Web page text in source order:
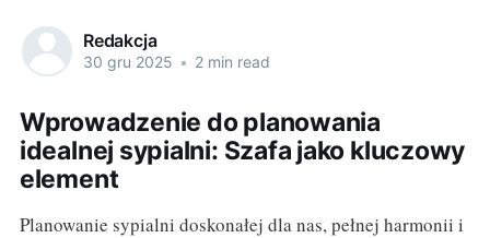
Redakcja
30 gru 2025 • 2 min read
Wprowadzenie do planowania
idealnej sypialni: Szafa jako kluczowy
element
Planowanie sypialni doskonałej dla nas, pełnej harmonii i